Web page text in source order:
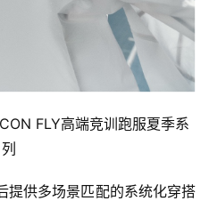
FLY高端竞训跑服夏季系
列
提供多场景匹配的系统化穿搭